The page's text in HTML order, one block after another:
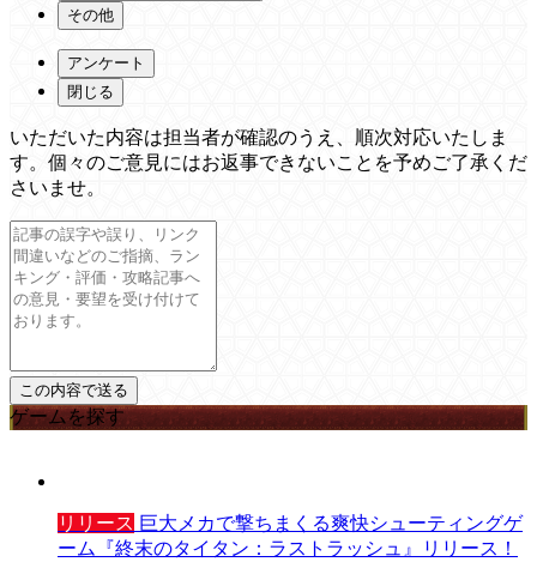
その他
アンケート
閉じる
いただいた内容は担当者が確認のうえ、順次対応いたしま
す。個々のご意見にはお返事できないことを予めご了承くだ
さいませ。
ゲームを探す
リリース 巨大メカで撃ちまくる爽快シューティングゲ
ーム『終末のタイタン：ラストラッシュ』リリース！